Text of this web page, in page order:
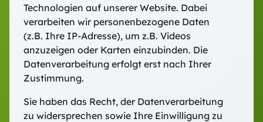
Fort- und Weiterbildung Freising
Domberg 27 · 85354 Freising
Telefon:+49 (0) 8161 88540-0
E-Mail: fwb@dombergcampus.de
Ausgewählte Inhalte für Sie:
Technologien auf unserer Website. Dabei
verarbeiten wir personenbezogene Daten
(z.B. Ihre IP-Adresse), um z.B. Videos
anzuzeigen oder Karten einzubinden. Die
Datenverarbeitung erfolgt erst nach Ihrer
Zustimmung.
Sie haben das Recht, der Datenverarbeitung
zu widersprechen sowie Ihre Einwilligung zu